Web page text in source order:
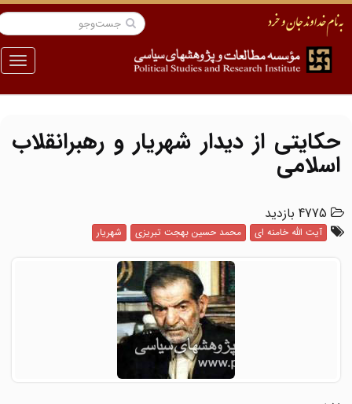
منو
حکایتی از دیدار ‌شهریار و رهبرانقلاب‌
اسلامی
4775 بازدید
آیت الله خامنه ای محمد حسین بهجت تبریزی شهریار